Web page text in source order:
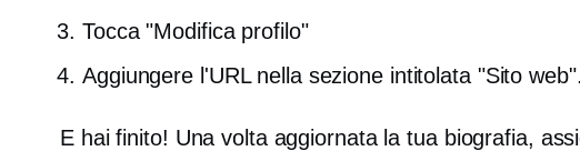
Tocca "Modifica profilo"
Aggiungere l'URL nella sezione intitolata "Sito web".
E hai finito! Una volta aggiornata la tua biografia,